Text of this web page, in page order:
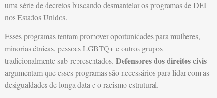
uma série de decretos buscando desmantelar os programas de DEI
nos Estados Unidos.
Esses programas tentam promover oportunidades para mulheres,
minorias étnicas, pessoas LGBTQ+ e outros grupos
tradicionalmente sub-representados. Defensores dos direitos civis
argumentam que esses programas são necessários para lidar com as
desigualdades de longa data e o racismo estrutural.